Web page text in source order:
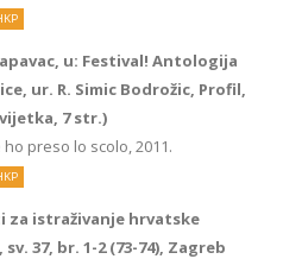
u: Festival! Antologija
ur. R. Simic Bodrožic, Profil,
7 str.)
preso lo scolo, 2011.
za istraživanje hrvatske
37, br. 1-2 (73-74), Zagreb